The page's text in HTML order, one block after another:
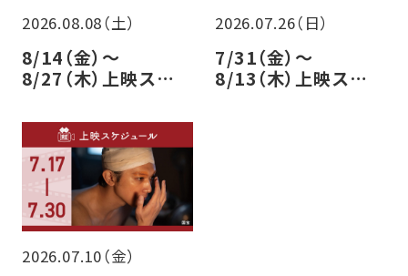
2026.08.08（土）
8/14（金）～
8/27（木）上映スケ
2026.07.26（日）
7/31（金）～
8/13（木）上映スケ
2026.07.10（金）